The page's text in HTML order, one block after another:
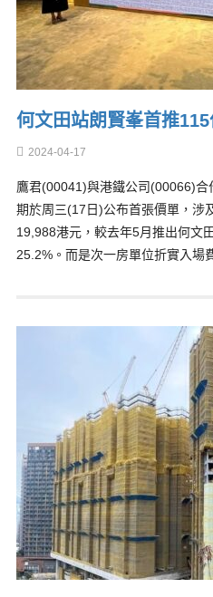
何文田站朗賢峯首推
2024-04-17
鷹君(00041)與港鐵公司(00066)
期於周三(17日)公布首張價單，涉
19,988港元，較去年5月推出何文
25.2%。而是次一房單位折實入場